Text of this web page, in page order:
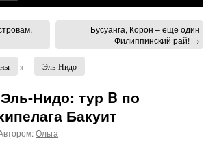
Бусуанга, Корон – еще один
Филиппинский рай! →
» Эль-Нидо
Нидо: тур B по
Бакуит
Ольга